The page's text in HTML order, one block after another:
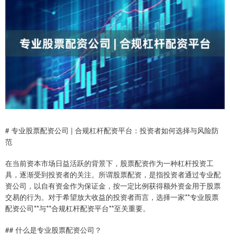
# 专业股票配资公司 | 合规杠杆配资平台：投资者如何选择与风险防
范
在当前资本市场日益活跃的背景下，股票配资作为一种杠杆投资工
具，逐渐受到投资者的关注。所谓股票配资，是指投资者通过专业配
资公司，以自有资金作为保证金，按一定比例获得额外资金用于股票
交易的行为。对于希望放大收益的投资者而言，选择一家**专业股票
配资公司**与**合规杠杆配资平台**至关重要。
## 什么是专业股票配资公司？